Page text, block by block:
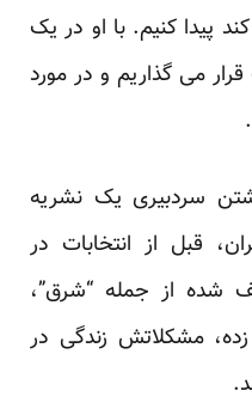
پیدا کنیم. با او در یک
می گذاریم و در مورد
سردبیری یک نشریه
قبل از انتخابات در
شده از جمله “شرق”،
زده، مشکلاتش زندگی در